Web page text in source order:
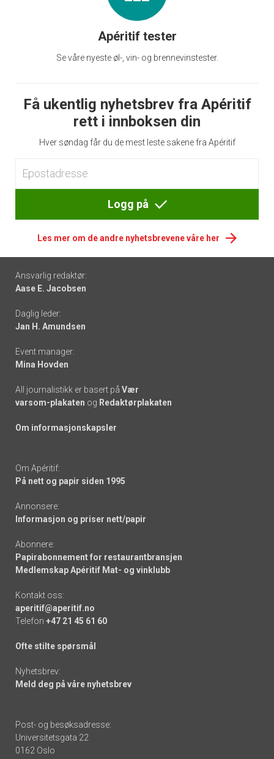
Apéritif tester
Se våre nyeste øl-, vin- og brennevinstester.
Få ukentlig nyhetsbrev fra Apéritif
rett i innboksen din
Hver søndag får du de mest leste sakene fra Apéritif
Logg på
Les mer om de andre nyhetsbrevene våre her
Footer
-
links
Ansvarlig redaktør:
Aase E. Jacobsen
Daglig leder:
Jan H. Amundsen
Event manager:
Mina Hovden
All journalistikk er basert på Vær
varsom-plakaten og Redaktørplakaten
Om informasjonskapsler
Om Apéritif:
På nett og papir siden 1995
Annonsere:
Informasjon og priser nett/papir
Abonnere:
Papirabonnement for restaurantbransjen
Medlemskap Apéritif Mat- og vinklubb
Kontakt oss:
aperitif@aperitif.no
Telefon +47 21 45 61 60
Ofte stilte spørsmål
Nyhetsbrev:
Meld deg på våre nyhetsbrev
Post- og besøksadresse:
Universitetsgata 22
0162 Oslo